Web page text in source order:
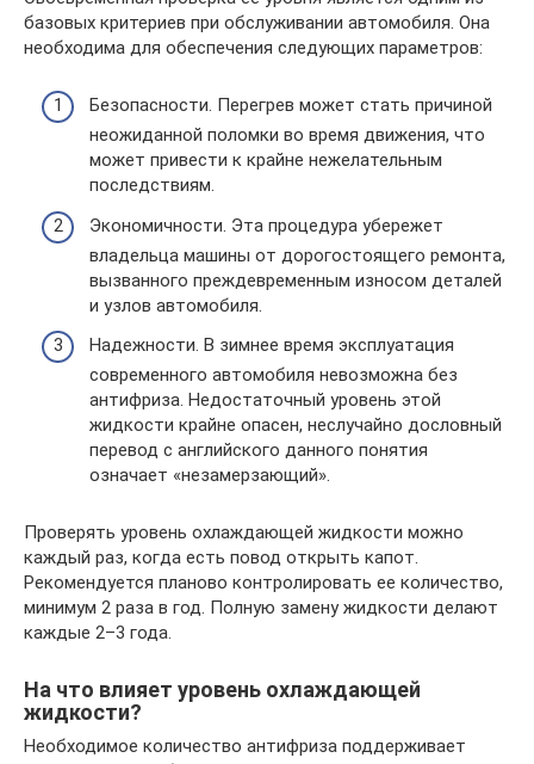
базовых критериев при обслуживании автомобиля. Она
необходима для обеспечения следующих параметров:
Безопасности. Перегрев может стать причиной
неожиданной поломки во время движения, что
может привести к крайне нежелательным
последствиям.
Экономичности. Эта процедура убережет
владельца машины от дорогостоящего ремонта,
вызванного преждевременным износом деталей
и узлов автомобиля.
Надежности. В зимнее время эксплуатация
современного автомобиля невозможна без
антифриза. Недостаточный уровень этой
жидкости крайне опасен, неслучайно дословный
перевод с английского данного понятия
означает «незамерзающий».
Проверять уровень охлаждающей жидкости можно
каждый раз, когда есть повод открыть капот.
Рекомендуется планово контролировать ее количество,
минимум 2 раза в год. Полную замену жидкости делают
каждые 2–3 года.
На что влияет уровень охлаждающей
жидкости?
Необходимое количество антифриза поддерживает